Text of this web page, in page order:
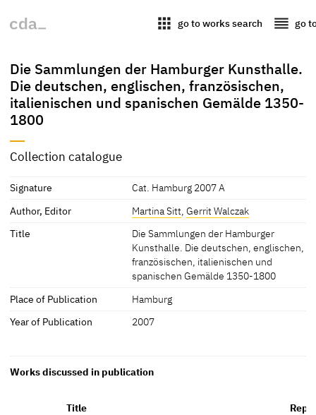
apps go to works search reorder go
Die Sammlungen der Hamburger Kunsthalle.
Die deutschen, englischen, französischen,
italienischen und spanischen Gemälde 1350-
1800
Collection catalogue
Signature
Cat. Hamburg 2007 A
Author, Editor
Martina Sitt,Gerrit Walczak
Title
Die Sammlungen der Hamburger
Kunsthalle. Die deutschen, englischen,
französischen, italienischen und
spanischen Gemälde 1350-1800
Place of Publication
Hamburg
Year of Publication
2007
Works discussed in publication
Title